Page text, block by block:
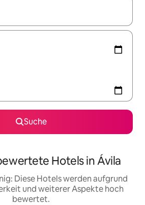
sind, navigiere mit den
Suche
Hotels in Ávila
Diese Hotels werden aufgrund
und weiterer Aspekte hoch
bewertet.